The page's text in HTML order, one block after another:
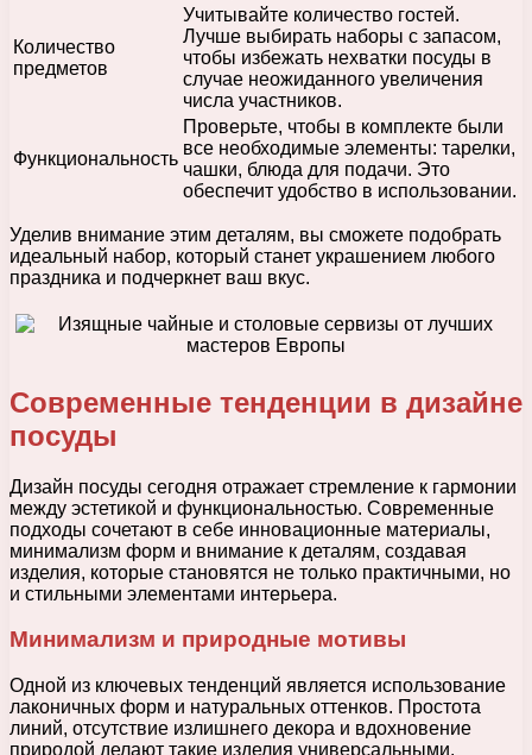
Количество
предметов
Учитывайте количество гостей.
Лучше выбирать наборы с запасом,
чтобы избежать нехватки посуды в
случае неожиданного увеличения
числа участников.
Функциональность
Проверьте, чтобы в комплекте были
все необходимые элементы: тарелки,
чашки, блюда для подачи. Это
обеспечит удобство в использовании.
Уделив внимание этим деталям, вы сможете подобрать
идеальный набор, который станет украшением любого
праздника и подчеркнет ваш вкус.
Современные тенденции в дизайне
посуды
Дизайн посуды сегодня отражает стремление к гармонии
между эстетикой и функциональностью. Современные
подходы сочетают в себе инновационные материалы,
минимализм форм и внимание к деталям, создавая
изделия, которые становятся не только практичными, но
и стильными элементами интерьера.
Минимализм и природные мотивы
Одной из ключевых тенденций является использование
лаконичных форм и натуральных оттенков. Простота
линий, отсутствие излишнего декора и вдохновение
природой делают такие изделия универсальными.